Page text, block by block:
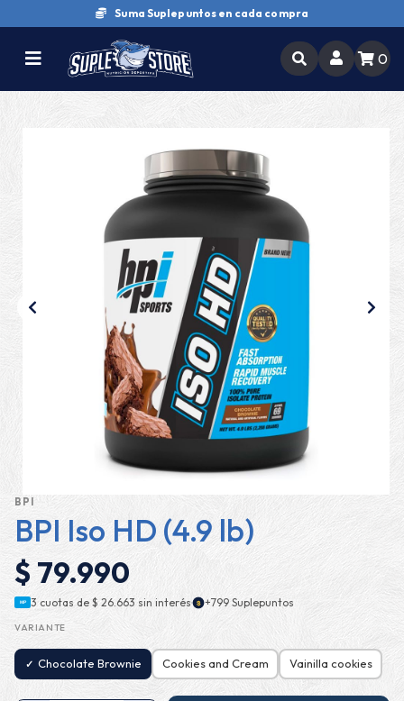
Suma Suplepuntos en cada compra
0
BPI
BPI Iso HD (4.9 lb)
$ 79.990
MP 3 cuotas de $ 26.663 sin interés· $ +799 Suplepuntos
VARIANTE
Chocolate Brownie Cookies and Cream Vainilla cookies